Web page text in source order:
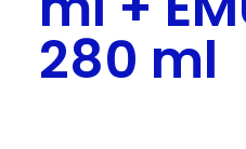
280 ml